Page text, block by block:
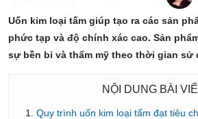
Uốn kim loại tấm giúp tạo ra các sản
phức tạp và độ chính xác cao. Sản
sự bền bỉ và thẩm mỹ theo thời gian sử
NỘI DUNG BÀI
Quy trình uốn kim loại tấm đạt tiêu